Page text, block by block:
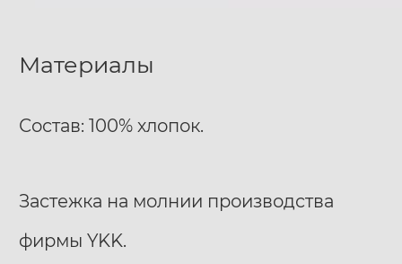
Материалы
Состав: 100% хлопок.
Застежка на молнии производства
фирмы YKK.